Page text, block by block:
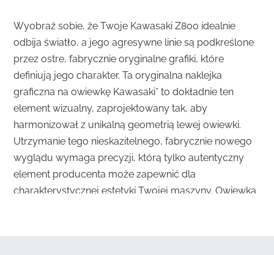
Wyobraź sobie, że Twoje Kawasaki Z800 idealnie
odbija światło, a jego agresywne linie są podkreślone
przez ostre, fabrycznie oryginalne grafiki, które
definiują jego charakter. Ta oryginalna naklejka
graficzna na owiewkę Kawasaki* to dokładnie ten
element wizualny, zaprojektowany tak, aby
harmonizował z unikalną geometrią lewej owiewki.
Utrzymanie tego nieskazitelnego, fabrycznie nowego
wyglądu wymaga precyzji, którą tylko autentyczny
element producenta może zapewnić dla
charakterystycznej estetyki Twojej maszyny. Owiewka